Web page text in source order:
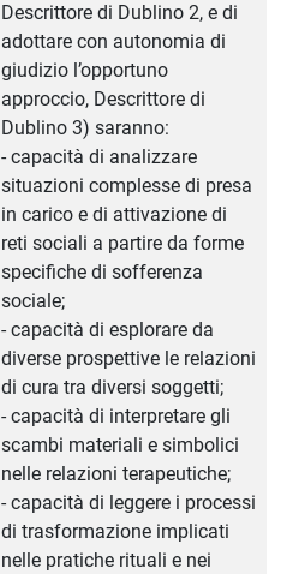
Descrittore di Dublino 2, e di
adottare con autonomia di
giudizio l’opportuno
approccio, Descrittore di
Dublino 3) saranno:
- capacità di analizzare
situazioni complesse di presa
in carico e di attivazione di
reti sociali a partire da forme
specifiche di sofferenza
sociale;
- capacità di esplorare da
diverse prospettive le relazioni
di cura tra diversi soggetti;
- capacità di interpretare gli
scambi materiali e simbolici
nelle relazioni terapeutiche;
- capacità di leggere i processi
di trasformazione implicati
nelle pratiche rituali e nei